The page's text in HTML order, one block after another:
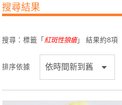
退休先準備 好險學堂
搜尋結果
搜尋：標籤「 紅斑性狼瘡」 結果約8項
排序依據